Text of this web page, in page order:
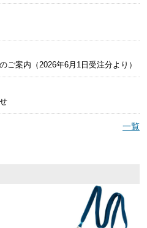
ご案内（2026年6月1日受注分より）
一覧